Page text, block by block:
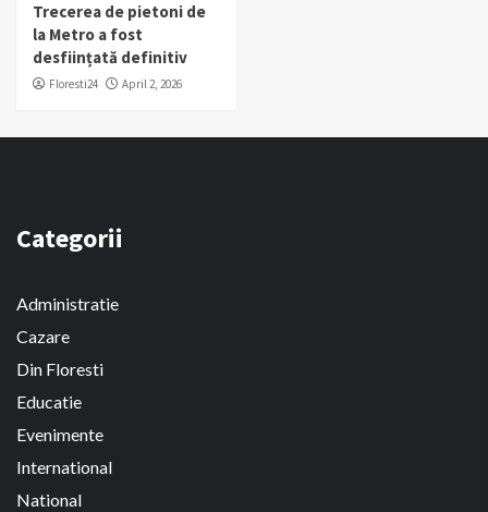
Trecerea de pietoni de
la Metro a fost
desființată definitiv
Floresti24 April 2, 2026
Categorii
Administratie
Cazare
Din Floresti
Educatie
Evenimente
International
National